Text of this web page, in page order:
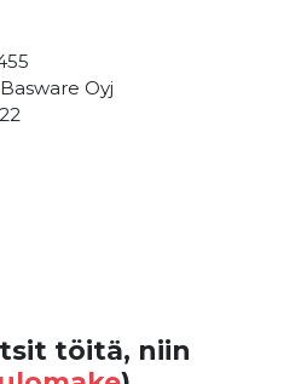
Oyj
töitä, niin